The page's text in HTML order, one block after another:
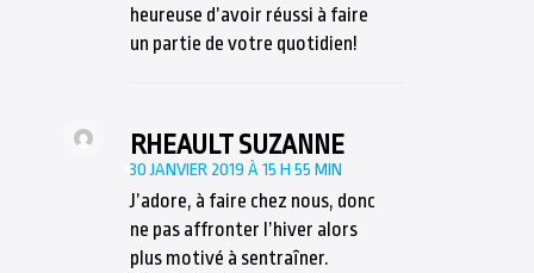
heureuse d’avoir réussi à faire
un partie de votre quotidien!
RHEAULT SUZANNE
30 JANVIER 2019 À 15 H 55 MIN
J’adore, à faire chez nous, donc
ne pas affronter l’hiver alors
plus motivé à sentraîner.